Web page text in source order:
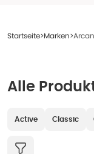
Startseite Marken
Alle
Active Classic